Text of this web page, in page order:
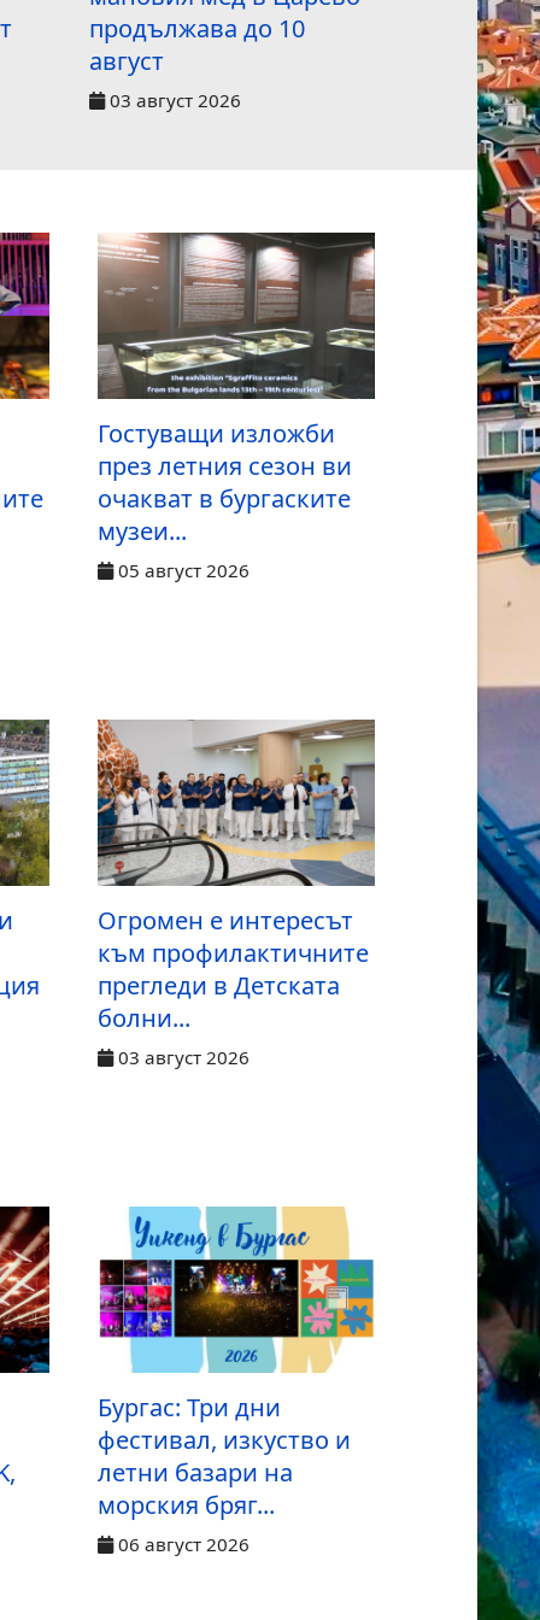
продължава до 10
август
03 август 2026
пътници
31 Юли
Гостуващи изложби
през летния сезон ви
очакват в бургаските
музеи...
05 август 2026
Огромен е интересът
към профилактичните
прегледи в Детската
болни...
03 август 2026
Бургас: Три дни
фестивал, изкуство и
летни базари на
морския бряг...
06 август 2026